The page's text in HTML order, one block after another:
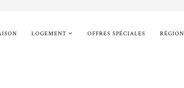
LOGEMENT OFFRES SPÉCIALES RÉGION